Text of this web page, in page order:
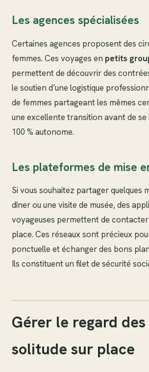
Les agences spécialisées
Certaines agences proposent des
femmes. Ces voyages en petits
permettent de découvrir des
le soutien d’une logistique
de femmes partageant les mêmes
une excellente transition avant de
100 % autonome.
Les plateformes de mise
Si vous souhaitez partager quelques
dîner ou une visite de musée, des
voyageuses permettent de contacter
place. Ces réseaux sont précieux
ponctuelle et échanger des bons
Ils constituent un filet de sécurité
Gérer le regard
solitude sur place